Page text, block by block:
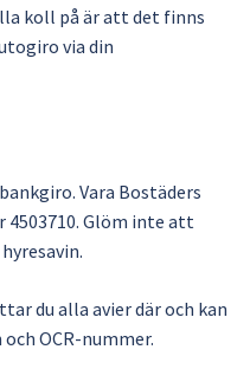
koll på är att det finns
via din
Vara Bostäders
Glöm inte att
du alla avier där och kan
OCR-nummer.